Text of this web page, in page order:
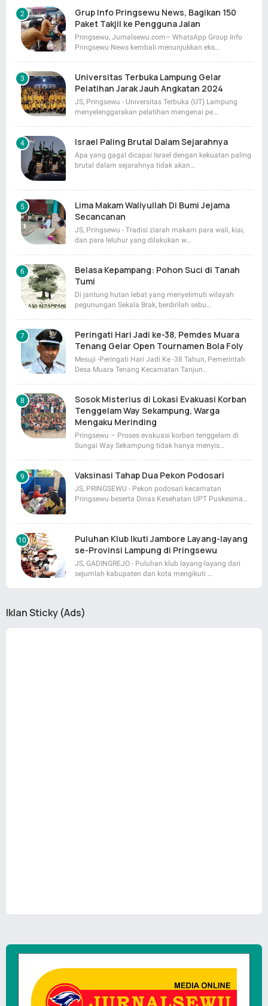
Grup Info Pringsewu News, Bagikan 150
Paket Takjil ke Pengguna Jalan
Pringsewu, Jurnalsewu.com– WhatsApp Group Info
Pringsewu News kembali menunjukkan eks…
Universitas Terbuka Lampung Gelar
Pelatihan Jarak Jauh Angkatan 2024
JS, Pringsewu - Universitas Terbuka (UT) Lampung
menyelenggarakan pelatihan mengenai pe…
Israel Paling Brutal Dalam Sejarahnya
Apa yang gagal dicapai Israel dengan kekuatan paling
brutal dalam sejarahnya tidak akan…
Lima Makam Waliyullah Di Bumi Jejama
Secancanan
JS, Pringsewu - Tradisi ziarah makam para wali, kiai,
dan para leluhur yang dilakukan w…
Belasa Kepampang: Pohon Suci di Tanah
Tumi
Di jantung hutan lebat yang menyelimuti wilayah
pegunungan Sekala Brak, berdirilah sebu…
Peringati Hari Jadi ke-38, Pemdes Muara
Tenang Gelar Open Tournamen Bola Foly
Mesuji -Peringati Hari Jadi Ke -38 Tahun, Pemerintah
Desa Muara Tenang Kecamatan Tanjun…
Sosok Misterius di Lokasi Evakuasi Korban
Tenggelam Way Sekampung, Warga
Mengaku Merinding
Pringsewu – Proses evakuasi korban tenggelam di
Sungai Way Sekampung tidak hanya menyis…
Vaksinasi Tahap Dua Pekon Podosari
JS, PRINGSEWU - Pekon podosari kecamatan
Pringsewu beserta Dinas Kesehatan UPT Puskesma…
Puluhan Klub Ikuti Jambore Layang-layang
se-Provinsi Lampung di Pringsewu
JS, GADINGREJO - Puluhan klub layang-layang dari
sejumlah kabupaten dan kota mengikuti …
Iklan Sticky (Ads)